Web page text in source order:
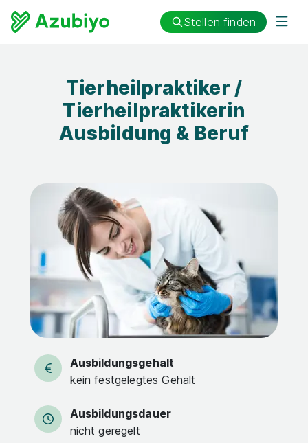
Stellen finden
Tierheilpraktiker /
Tierheilpraktikerin
Ausbildung & Beruf
Ausbildungsgehalt
kein festgelegtes Gehalt
Ausbildungsdauer
nicht geregelt